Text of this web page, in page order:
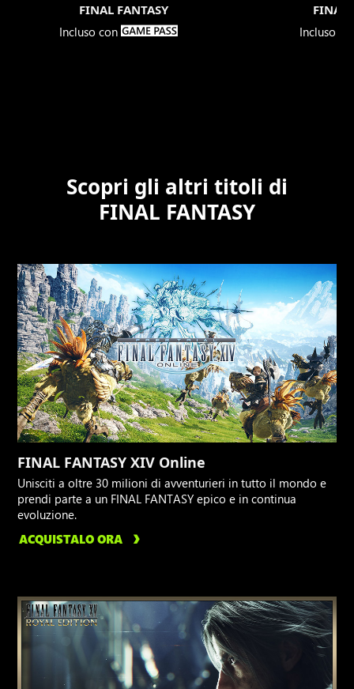
FINAL FANTASY
Incluso con 
FINAL
Incluso
Scopri gli altri titoli di
FINAL FANTASY
FINAL FANTASY XIV Online
Unisciti a oltre 30 milioni di avventurieri in tutto il mondo e
prendi parte a un FINAL FANTASY epico e in continua
evoluzione.
ACQUISTALO ORA